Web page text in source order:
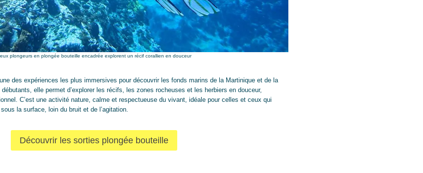
plongeurs en plongée bouteille encadrée explorent un récif corallien en douceur
des expériences les plus immersives pour découvrir les fonds marins de la Martinique et de la
elle permet d’explorer les récifs, les zones rocheuses et les herbiers en douceur,
C’est une activité nature, calme et respectueuse du vivant, idéale pour celles et ceux qui
la surface, loin du bruit et de l’agitation.
Découvrir les sorties plongée bouteille